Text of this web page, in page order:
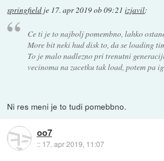
springfield je 17. apr 2019 ob 09:21 izjavil:
Ce ti je to najbolj pomembno, lahko
More bit neki hud disk to, da se loading
To je malo nadlezno pri trenutni
vecinoma na zacetku tak load, potem pa
Ni res meni je to tudi pomebbno.
oo7
:: 17. apr 2019, 11:07